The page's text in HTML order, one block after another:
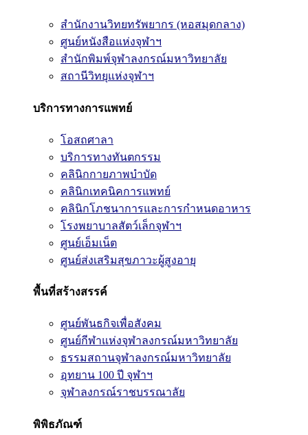
สำนักงานวิทยทรัพยากร (หอสมุดกลาง)
ศูนย์หนังสือแห่งจุฬาฯ
สำนักพิมพ์จุฬาลงกรณ์มหาวิทยาลัย
สถานีวิทยุแห่งจุฬาฯ
บริการทางการแพทย์
โอสถศาลา
บริการทางทันตกรรม
คลินิกกายภาพบำบัด
คลินิกเทคนิคการแพทย์
คลินิกโภชนาการและการกำหนดอาหาร
โรงพยาบาลสัตว์เล็กจุฬาฯ
ศูนย์เอ็มเน็ต
ศูนย์ส่งเสริมสุขภาวะผู้สูงอายุ
พื้นที่สร้างสรรค์
ศูนย์พันธกิจเพื่อสังคม
ศูนย์กีฬาแห่งจุฬาลงกรณ์มหาวิทยาลัย
ธรรมสถานจุฬาลงกรณ์มหาวิทยาลัย
อุทยาน 100 ปี จุฬาฯ
จุฬาลงกรณ์ราชบรรณาลัย
พิพิธภัณฑ์